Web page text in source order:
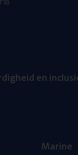
en
Mari­ne